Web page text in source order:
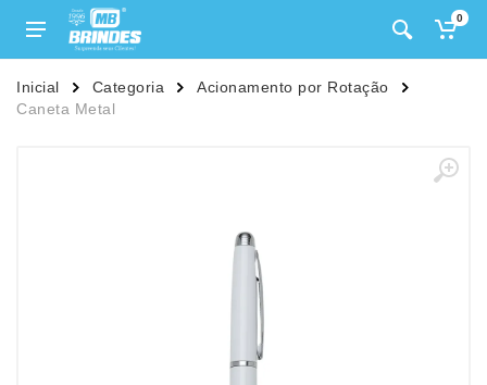
0
Inicial Categoria
Acionamento por Rotação
Caneta Metal